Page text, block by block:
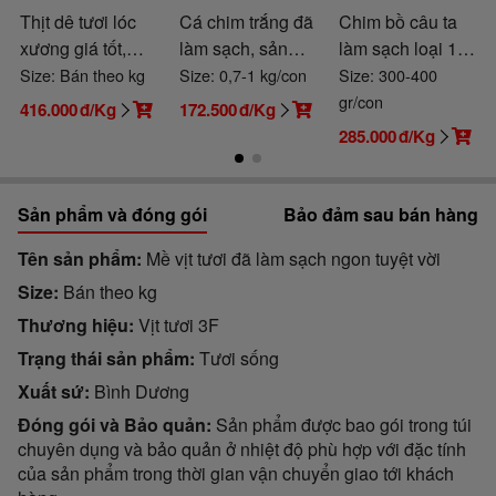
Thịt dê tươi lóc
xương giá tốt,
nuôi thiên nhiên
đồng cỏ
Size: Bán theo kg
416.000đ/Kg
Cá chim trắng đã
làm sạch, sản
phẩm thiên nhiên
Size: 0,7-1 kg/con
172.500đ/Kg
Chim bồ câu ta
làm sạch loại 1,
ngon bổ
Size: 300-400
gr/con
285.000đ/Kg
Sản phẩm và đóng gói
Bảo đảm sau bán hàng
Tên sản phẩm Mề vịt tươi đã làm sạch ngon tuyệt vời
Size Bán theo kg
Thương hiệu Vịt tươi 3F
Trạng thái sản phẩm Tươi sống
Xuất sứ Bình Dương
Đóng gói và Bảo quản Sản phẩm được bao gói trong túi
chuyên dụng và bảo quản ở nhiệt độ phù hợp với đặc tính
của sản phẩm trong thời gian vận chuyển giao tới khách